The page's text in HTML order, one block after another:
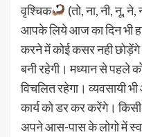
वृश्चिक
(तो, ना, नी, नू, ने,
आपके लिये आज का दिन भी
करने में कोई कसर नही
बनी रहेगी। मध्यान से पहले
विचलित रहेगा। व्यवसायी
कार्य को डर कर करेंगे।
अपने आस-पास के लोगो में